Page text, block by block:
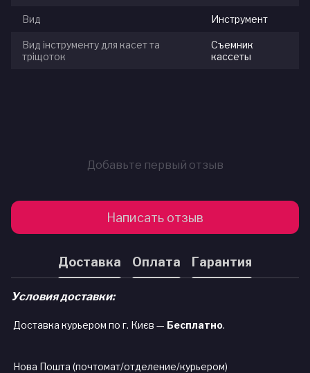
Вид Инструмент
Вид інструменту для касет та
тріщоток
Съемник
кассеты
Добавьте первый отзыв
Написать отзыв
Доставка Оплата Гарантия
Условия доставки:
Доставка курьером по г. Києв — Бесплатно.
Нова Пошта (почтомат/отделение/курьером)